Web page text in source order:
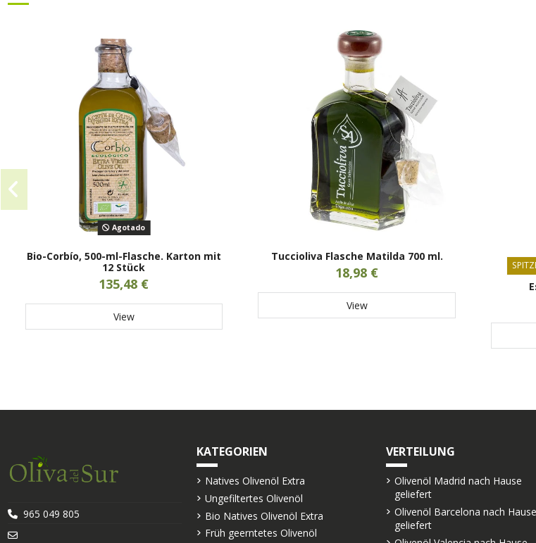
Agotado
Bio-Corbío, 500-ml-Flasche. Karton mit
12 Stück
135,48 €
View
Tuccioliva Flasche Matilda 700 ml.
18,98 €
View
965 049 805
KATEGORIEN
Natives Olivenöl Extra
Ungefiltertes Olivenöl
Bio Natives Olivenöl Extra
Früh geerntetes Olivenöl
VERTEILUNG
Olivenöl Madrid nach Hause
geliefert
Olivenöl Barcelona nach Hause
geliefert